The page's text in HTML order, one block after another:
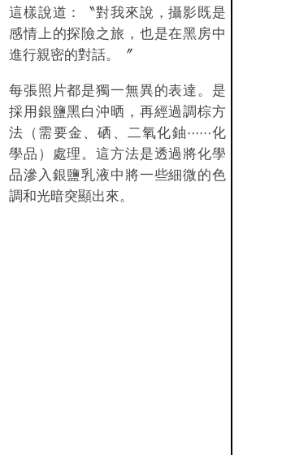
這樣說道：〝對我來說，攝影既是
感情上的探險之旅，也是在黑房中
進行親密的對話。〞
每張照片都是獨一無異的表達。是
採用銀鹽黑白沖晒，再經過調棕方
法（需要金、硒、二氧化鈾⋯⋯化
學品）處理。這方法是透過將化學
品滲入銀鹽乳液中將一些細微的色
調和光暗突顯出來。